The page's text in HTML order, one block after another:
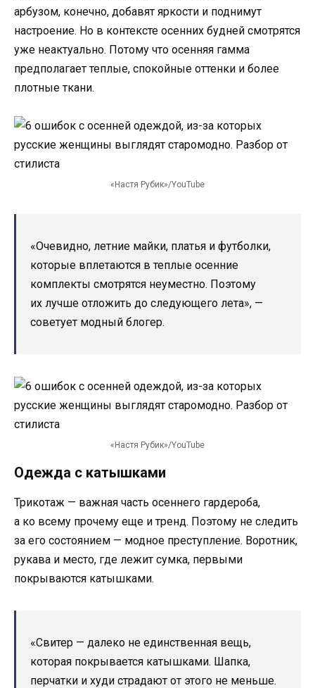
арбузом, конечно, добавят яркости и поднимут
настроение. Но в контексте осенних будней смотрятся
уже неактуально. Потому что осенняя гамма
предполагает теплые, спокойные оттенки и более
плотные ткани.
«Настя Рубик»/YouTube
«Очевидно, летние майки, платья и футболки,
которые вплетаются в теплые осенние
комплекты смотрятся неуместно. Поэтому
их лучше отложить до следующего лета», —
советует модный блогер.
«Настя Рубик»/YouTube
Одежда с катышками
Трикотаж — важная часть осеннего гардероба,
а ко всему прочему еще и тренд. Поэтому не следить
за его состоянием — модное преступление. Воротник,
рукава и место, где лежит сумка, первыми
покрываются катышками.
«Свитер — далеко не единственная вещь,
которая покрывается катышками. Шапка,
перчатки и худи страдают от этого не меньше.